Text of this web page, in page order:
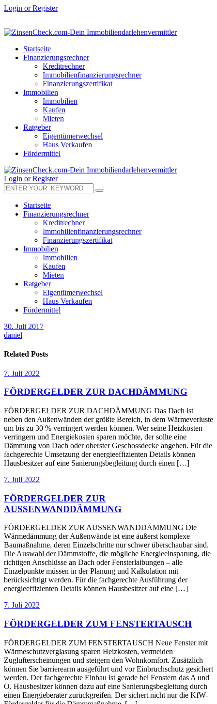
Login or Register
Startseite
Finanzierungsrechner
Kreditrechner
Immobilienfinanzierungsrechner
Finanzierungszertifikat
Immobilien
Immobilien
Kaufen
Mieten
Ratgeber
Eigentümerwechsel
Haus Verkaufen
Fördermittel
Login or Register
Startseite
Finanzierungsrechner
Kreditrechner
Immobilienfinanzierungsrechner
Finanzierungszertifikat
Immobilien
Immobilien
Kaufen
Mieten
Ratgeber
Eigentümerwechsel
Haus Verkaufen
Fördermittel
30. Juli 2017
daniel
Related Posts
7. Juli 2022
FÖRDERGELDER ZUR DACHDÄMMUNG
FÖRDERGELDER ZUR DACHDÄMMUNG Das Dach ist
neben den Außenwänden der größte Bereich, in dem Wärmeverluste
um bis zu 30 % verringert werden können. Wer seine Heizkosten
verringern und Energiekosten sparen möchte, der sollte eine
Dämmung von Dach oder oberster Geschossdecke angehen. Für die
fachgerechte Umsetzung der energieeffizienten Details können
Hausbesitzer auf eine Sanierungsbegleitung durch einen […]
7. Juli 2022
FÖRDERGELDER ZUR
AUSSENWANDDÄMMUNG
FÖRDERGELDER ZUR AUSSENWANDDÄMMUNG Die
Wärmedämmung der Außenwände ist eine äußerst komplexe
Baumaßnahme, deren Einzelschritte nur schwer überschaubar sind.
Die Auswahl der Dämmstoffe, die mögliche Energieeinsparung, die
richtigen Anschlüsse an Dach oder Fensterlaibungen – alle
Einzelpunkte müssen in der Planung und Kalkulation mit
berücksichtigt werden. Für die fachgerechte Ausführung der
energieeffizienten Details können Hausbesitzer auf eine […]
7. Juli 2022
FÖRDERGELDER ZUM FENSTERTAUSCH
FÖRDERGELDER ZUM FENSTERTAUSCH Neue Fenster mit
Wärmeschutzverglasung sparen Heizkosten, vermeiden
Zuglufterscheinungen und steigern den Wohnkomfort. Zusätzlich
können Sie barrierearm ausgeführt und vor Einbruchschutz gesichert
werden. Der fachgerechte Einbau ist gerade bei Fenstern das A und
O. Hausbesitzer können dazu auf eine Sanierungsbegleitung durch
einen Energieberater zurückgreifen. Der sichert nicht nur die KfW-